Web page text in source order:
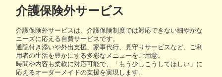
介護保険外サービス
介護保険外サービスは、介護保険制度では対応できない細やかな
ニーズに応える自費サービスです。
通院付き添いや外出支援、家事代行、見守りサービスなど、ご利
用者の生活を豊かにする多彩なメニューをご用意。
時間や内容も柔軟に対応可能で、「もう少しこうしてほしい」に
応えるオーダーメイドの支援を実現します。